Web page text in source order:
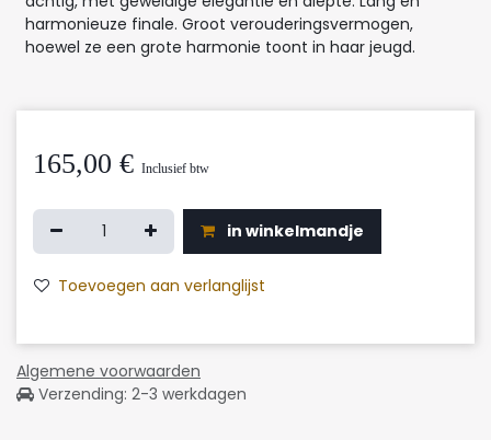
harmonieuze finale. Groot verouderingsvermogen,
hoewel ze een grote harmonie toont in haar jeugd.
165,00 € Inclusief btw
in winkelmandje
Toevoegen aan verlanglijst
Algemene voorwaarden
Verzending: 2-3 werkdagen